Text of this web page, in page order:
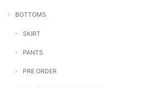
BOTTOMS
SKIRT
PANTS
PRE ORDER